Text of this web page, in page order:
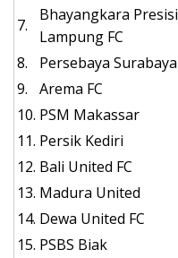
7.
Bhayangkara Presisi
Lampung FC
8.
Persebaya Surabaya
9.
Arema FC
10. PSM Makassar
11. Persik Kediri
12. Bali United FC
13. Madura United
14. Dewa United FC
15. PSBS Biak